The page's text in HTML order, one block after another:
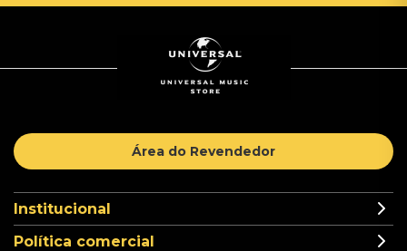
Área do Revendedor
Institucional
Política comercial